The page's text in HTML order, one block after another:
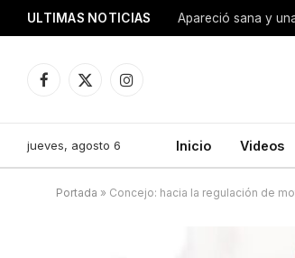
ULTIMAS NOTICIAS Apareció sana y
Facebook
X
Instagram
jueves, agosto 6 Inicio Videos
Portada » Concejo: hacia la regulación de